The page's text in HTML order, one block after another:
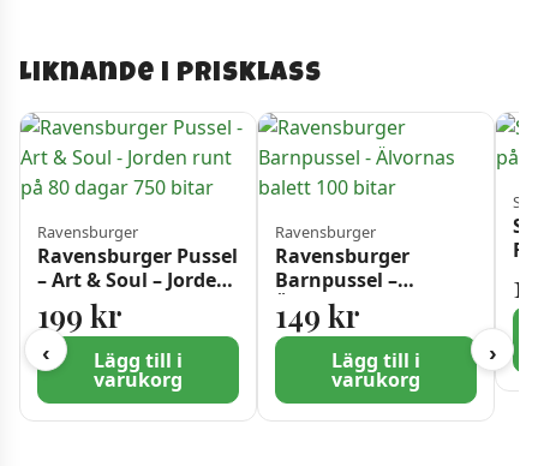
Liknande i prisklass
‹
Ravensburger
Ravensburger Pussel
– Art & Soul – Jorden
runt på 80 dagar 750
bitar
199 kr
Lägg till i
varukorg
Ravensburger
Ravensburger
Barnpussel –
Älvornas balett 100
bitar
149 kr
Lägg till i
varukorg
›